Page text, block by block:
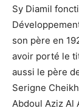
Sy Diamil
son père en
avoir porté le
aussi le père
Serigne
Abdoul Aziz Al